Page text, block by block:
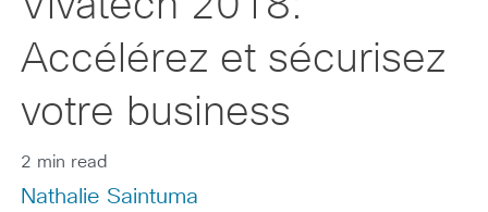
Accélérez et sécurisez
votre business
2 min read
Nathalie Saintuma